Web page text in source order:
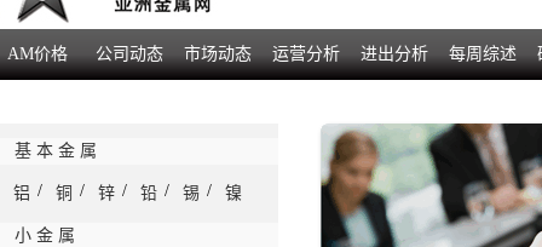
AM价格 公司动态 市场动态 运营分析 进出分析 每周综述
基 本 金 属
铝 / 铜 / 锌 / 铅 / 锡 / 镍
小 金 属